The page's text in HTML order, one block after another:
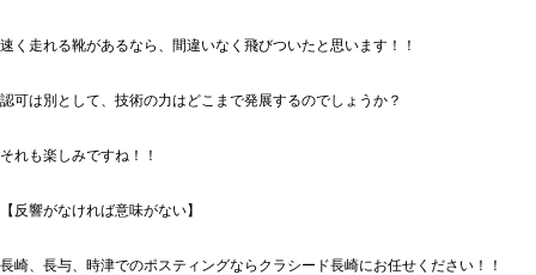
速く走れる靴があるなら、間違いなく飛びついたと思います！！
認可は別として、技術の力はどこまで発展するのでしょうか？
それも楽しみですね！！
【反響がなければ意味がない】
長崎、長与、時津でのポスティングならクラシード長崎にお任せください！！